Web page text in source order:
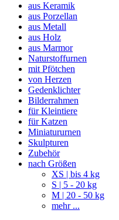
aus Keramik
aus Porzellan
aus Metall
aus Holz
aus Marmor
Naturstoffurnen
mit Pfötchen
von Herzen
Gedenklichter
Bilderrahmen
für Kleintiere
für Katzen
Miniatururnen
Skulpturen
Zubehör
nach Größen
XS | bis 4 kg
S | 5 - 20 kg
M | 20 - 50 kg
mehr ...